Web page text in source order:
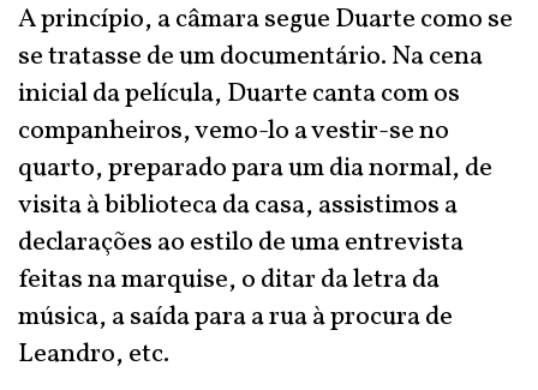
A princípio, a câmara segue Duarte como se
se tratasse de um documentário. Na cena
inicial da película, Duarte canta com os
companheiros, vemo-lo a vestir-se no
quarto, preparado para um dia normal, de
visita à biblioteca da casa, assistimos a
declarações ao estilo de uma entrevista
feitas na marquise, o ditar da letra da
música, a saída para a rua à procura de
Leandro, etc.